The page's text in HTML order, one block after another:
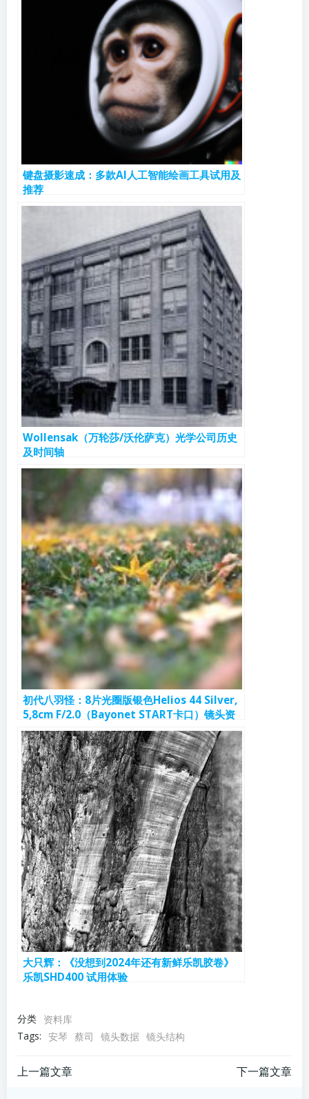
键盘摄影速成：多款AI人工智能绘画工具试用及
推荐
Wollensak（万轮莎/沃伦萨克）光学公司历史
及时间轴
初代八羽怪：8片光圈版银色Helios 44 Silver,
5,8cm F/2.0（Bayonet START卡口）镜头资
料和样片
大只辉：《没想到2024年还有新鲜乐凯胶卷》
乐凯SHD400 试用体验
分类 资料库
Tags: 安琴 蔡司 镜头数据 镜头结构
文
上一篇文章 下一篇文章